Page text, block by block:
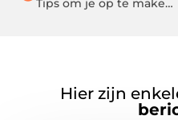
Tips om je op te maken voor een casual date
Hier zijn